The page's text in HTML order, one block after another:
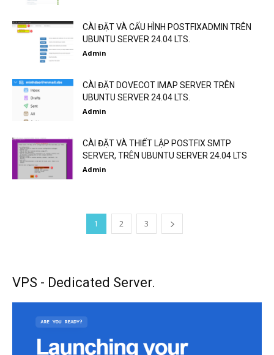
CÀI ĐẶT VÀ CẤU HÌNH POSTFIXADMIN TRÊN
UBUNTU SERVER 24.04 LTS.
Admin
CÀI ĐẶT DOVECOT IMAP SERVER TRÊN
UBUNTU SERVER 24.04 LTS.
Admin
CÀI ĐẶT VÀ THIẾT LẬP POSTFIX SMTP
SERVER, TRÊN UBUNTU SERVER 24.04 LTS
Admin
1 2 3
VPS - Dedicated Server.